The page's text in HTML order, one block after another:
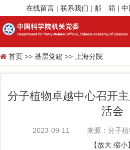
在线留言 | 联系我们 | 邮 箱 | 中
首页 >> 基层党建 >> 上海分院
分子植物卓越中心召开
活会
2023-09-11
来源：分子
【放大 缩小】